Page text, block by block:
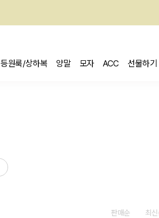
등원룩/상하복 양말 모자 ACC 선물하기
판매순 최